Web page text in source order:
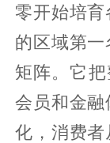
零开始培
的区域第
矩阵。它把
会员和金
化，消费